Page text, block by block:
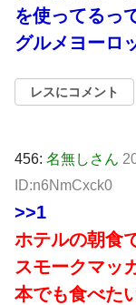
を使ってるっ
グルメヨーロ
レスにコメント
456: 名無しさん
ID:n6NmCxck0
>>1
ホテルの朝食
スモークマッ
本でも食べた